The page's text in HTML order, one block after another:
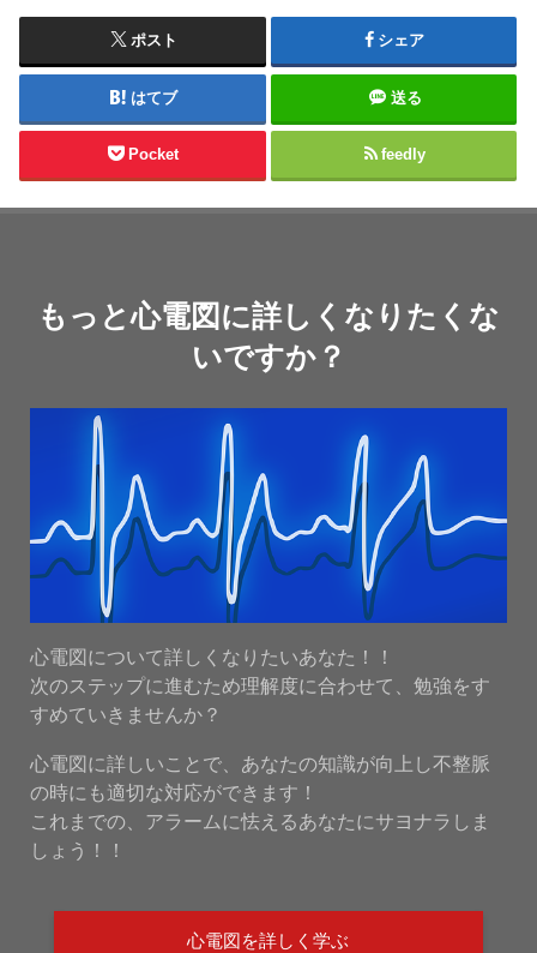
ポスト シェア
はてブ 送る
Pocket feedly
もっと心電図に詳しくなりたくな
いですか？
心電図について詳しくなりたいあなた！！
次のステップに進むため理解度に合わせて、勉強をす
すめていきませんか？
心電図に詳しいことで、あなたの知識が向上し不整脈
の時にも適切な対応ができます！
これまでの、アラームに怯えるあなたにサヨナラしま
しょう！！
心電図を詳しく学ぶ